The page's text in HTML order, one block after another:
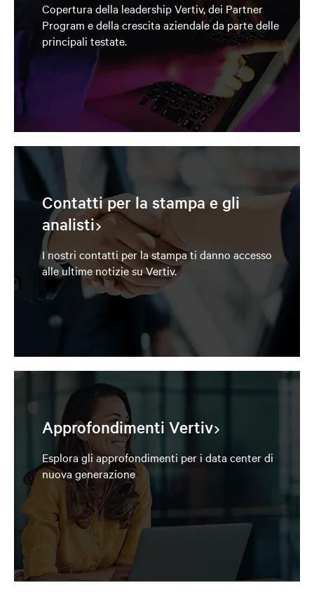
Copertura della leadership Vertiv, dei Partner
Program e della crescita aziendale da parte delle
principali testate.
Contatti per la stampa e gli
analisti
I nostri contatti per la stampa ti danno accesso
alle ultime notizie su Vertiv.
Approfondimenti Vertiv
Esplora gli approfondimenti per i data center di
nuova generazione